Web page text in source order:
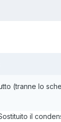
(tranne lo
il